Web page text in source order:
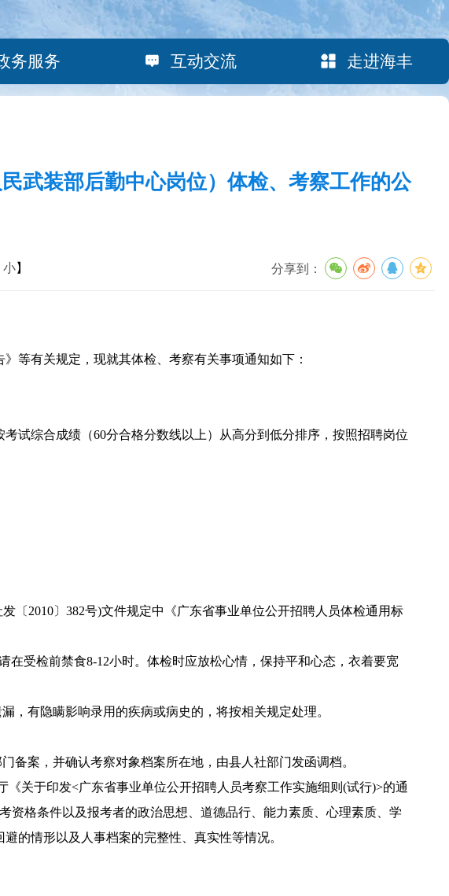
务服务 互动交流 走进海丰
武装部后勤中心岗位）体检、考察工作的公
小】 分享到：
有关规定，现就其体检、考察有关事项通知如下：
综合成绩（60分合格分数线以上）从高分到低分排序，按照招聘岗位
2010〕382号)文件规定中《广东省事业单位公开招聘人员体检通用标
受检前禁食8-12小时。体检时应放松心情，保持平和心态，衣着要宽
有隐瞒影响录用的疾病或病史的，将按相关规定处理。
案，并确认考察对象档案所在地，由县人社部门发函调档。
关于印发<广东省事业单位公开招聘人员考察工作实施细则(试行)>的通
资格条件以及报考者的政治思想、道德品行、能力素质、心理素质、学
的情形以及人事档案的完整性、真实性等情况。